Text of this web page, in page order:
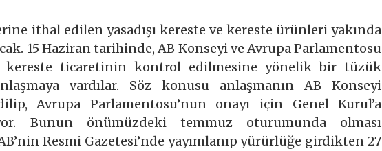
ithal edilen yasadışı kereste ve kereste ürünleri yakında
15 Haziran tarihinde, AB Konseyi ve Avrupa Parlamentosu
kereste ticaretinin kontrol edilmesine yönelik bir tüzük
vardılar. Söz konusu anlaşmanın AB Konseyi
Avrupa Parlamentosu’nun onayı için Genel Kurul’a
Bunun önümüzdeki temmuz oturumunda olması
Resmi Gazetesi’nde yayımlanıp yürürlüğe girdikten 27